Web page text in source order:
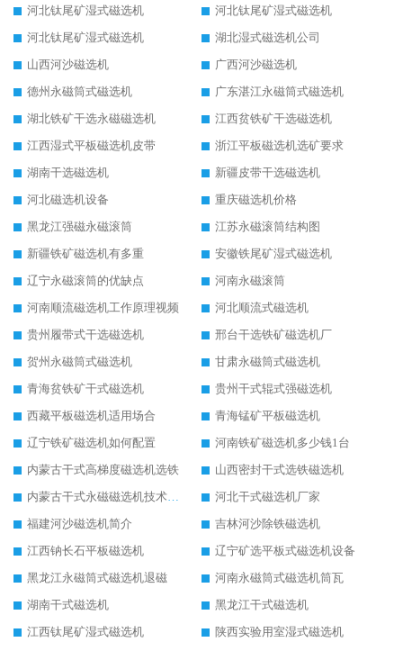
河北钛尾矿湿式磁选机
河北钛尾矿湿式磁选机
河北钛尾矿湿式磁选机
湖北湿式磁选机公司
山西河沙磁选机
广西河沙磁选机
德州永磁筒式磁选机
广东湛江永磁筒式磁选机
湖北铁矿干选永磁磁选机
江西贫铁矿干选磁选机
江西湿式平板磁选机皮带
浙江平板磁选机选矿要求
湖南干选磁选机
新疆皮带干选磁选机
河北磁选机设备
重庆磁选机价格
黑龙江强磁永磁滚筒
江苏永磁滚筒结构图
新疆铁矿磁选机有多重
安徽铁尾矿湿式磁选机
辽宁永磁滚筒的优缺点
河南永磁滚筒
河南顺流磁选机工作原理视频
河北顺流式磁选机
贵州履带式干选磁选机
邢台干选铁矿磁选机厂
贺州永磁筒式磁选机
甘肃永磁筒式磁选机
青海贫铁矿干式磁选机
贵州干式辊式强磁选机
西藏平板磁选机适用场合
青海锰矿平板磁选机
辽宁铁矿磁选机如何配置
河南铁矿磁选机多少钱1台
内蒙古干式高梯度磁选机选铁
山西密封干式选铁磁选机
内蒙古干式永磁磁选机技术要求
河北干式磁选机厂家
福建河沙磁选机简介
吉林河沙除铁磁选机
江西钠长石平板磁选机
辽宁矿选平板式磁选机设备
黑龙江永磁筒式磁选机退磁
河南永磁筒式磁选机筒瓦
湖南干式磁选机
黑龙江干式磁选机
江西钛尾矿湿式磁选机
陕西实验用室湿式磁选机